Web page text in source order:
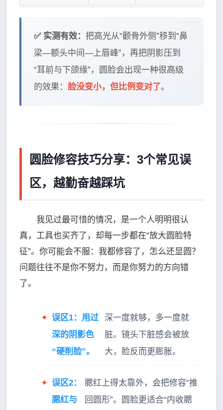
✅ 实测有效： 把高光从“颧骨外侧”移到“鼻
梁—额头中间—上唇峰”，再把阴影压到
“耳前与下颌缘”，圆脸会出现一种很高级
的效果： 脸没变小，但比例变对了。
圆脸修容技巧分享：3个常见误
区，越勤奋越踩坑
我见过最可惜的情况，是一个人明明很认
真，工具也买齐了，却每一步都在“放大圆脸特
征”。你可能会不服：我都修容了，怎么还显圆？
问题往往不是你不努力，而是你努力的方向错
了。
✦ 误区1：用过
深的阴影色
“硬削脸”。
深一度就够，多一度就
脏。镜头下脏感会被放
大，脸反而更膨胀。
✦ 误区2：
腮红与
腮红上得太靠外，会把修容“推
回圆形”。圆脸更适合“内收腮